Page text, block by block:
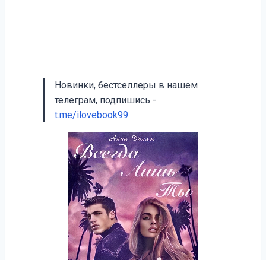
Новинки, бестселлеры в нашем
телеграм, подпишись -
t.me/ilovebook99